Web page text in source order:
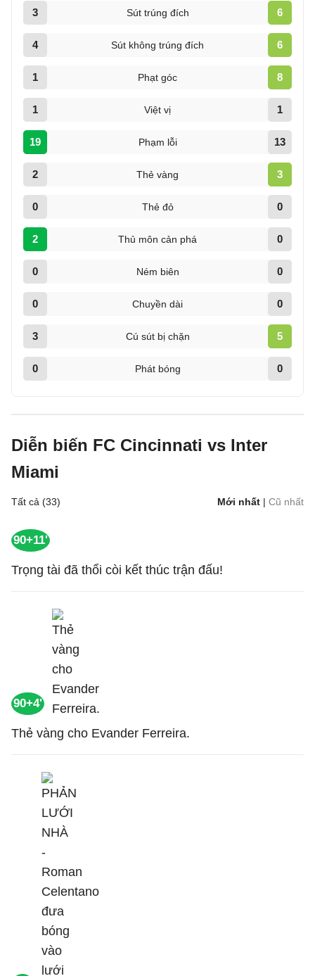
3 Sút trúng đích 6
4 Sút không trúng đích 6
1 Phạt góc 8
1 Việt vị 1
19 Phạm lỗi 13
2 Thẻ vàng 3
0 Thẻ đỏ 0
2 Thủ môn cản phá 0
0 Ném biên 0
0 Chuyền dài 0
3 Cú sút bị chặn 5
0 Phát bóng 0
Diễn biến FC Cincinnati vs Inter
Miami
Tất cả (33) Mới nhất | Cũ nhất
90+11'
Trọng tài đã thổi còi kết thúc trận đấu!
90+4'
Thẻ vàng cho Evander Ferreira.